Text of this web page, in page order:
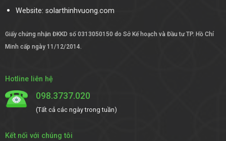
Website: solarthinhvuong.com
Giấy chứng nhận ĐKKD số 0313050150 do Sở Kế hoạch và Đầu tư TP. Hồ Chí
Minh cấp ngày 11/12/2014.
Hotline liên hệ
098.3737.020
(Tất cả các ngày trong tuần)
Kết nối với chúng tôi